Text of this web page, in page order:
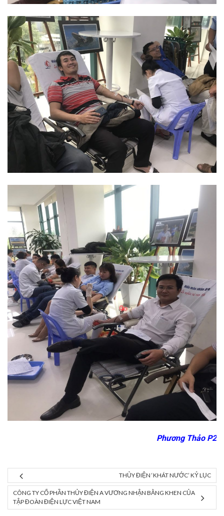
Phương Thảo P2
THỦY ĐIỆN ‘KHÁT NƯỚC’ KỶ LỤC
CÔNG TY CỔ PHẦN THỦY ĐIỆN A VƯƠNG NHẬN BẰNG KHEN CỦA
TẬP ĐOÀN ĐIỆN LỰC VIỆT NAM